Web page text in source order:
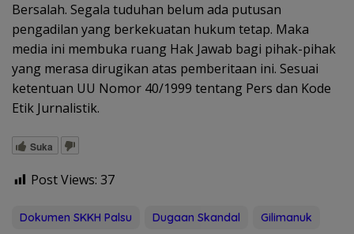
Bersalah. Segala tuduhan belum ada putusan
pengadilan yang berkekuatan hukum tetap. Maka
media ini membuka ruang Hak Jawab bagi pihak-pihak
yang merasa dirugikan atas pemberitaan ini. Sesuai
ketentuan UU Nomor 40/1999 tentang Pers dan Kode
Etik Jurnalistik.
Suka
Post Views: 37
Dokumen SKKH Palsu Dugaan Skandal
Gilimanuk